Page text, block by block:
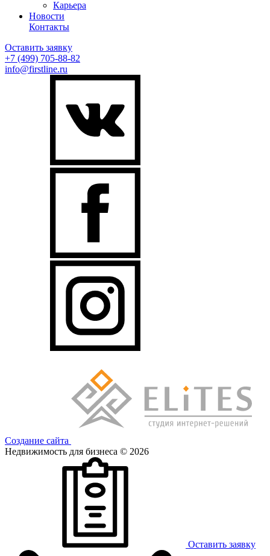
Карьера
Новости
Контакты
Оставить заявку
+7 (499) 705-88-82
info@firstline.ru
Создание сайта
Недвижимость для бизнеса © 2026
Оставить заявку